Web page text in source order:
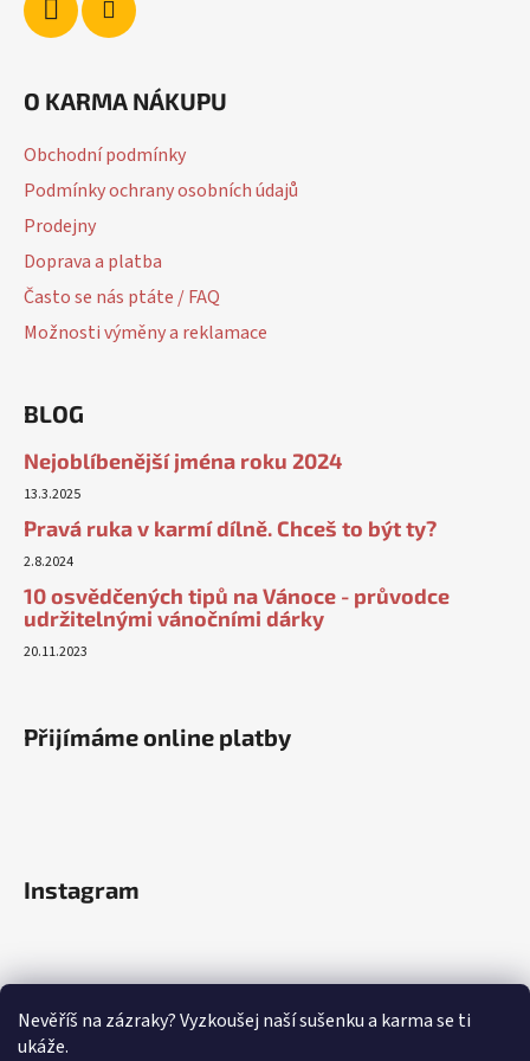
Nevěříš na zázraky? Vyzkoušej naší sušenku a karma se ti
ukáže.
O KARMA NÁKUPU
Obchodní podmínky
Podmínky ochrany osobních údajů
Prodejny
Doprava a platba
Často se nás ptáte / FAQ
Možnosti výměny a reklamace
BLOG
Nejoblíbenější jména roku 2024
13.3.2025
Pravá ruka v karmí dílně. Chceš to být ty?
2.8.2024
10 osvědčených tipů na Vánoce - průvodce
udržitelnými vánočními dárky
20.11.2023
Přijímáme online platby
Instagram